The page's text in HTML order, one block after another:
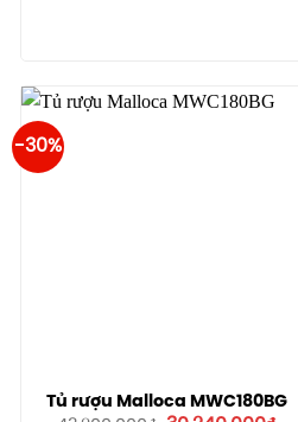
-30%
Tủ rượu Malloca MWC180BG